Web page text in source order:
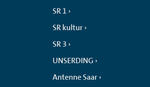
SR 1
SR kultur
SR 3
UNSERDING
Antenne Saar